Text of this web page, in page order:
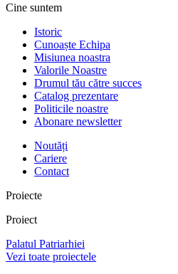
Cine suntem
Istoric
Cunoaște Echipa
Misiunea noastra
Valorile Noastre
Drumul tău către succes
Catalog prezentare
Politicile noastre
Abonare newsletter
Noutăți
Cariere
Contact
Proiecte
Proiect
Palatul Patriarhiei
Vezi toate proiectele